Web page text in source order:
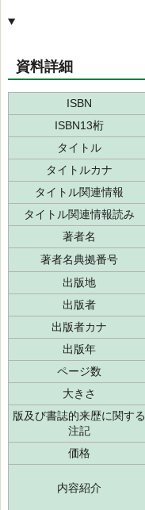
資料詳細
ISBN
ISBN13桁
タイトル
タイトルカナ
タイトル関連情報
タイトル関連情報読み
著者名
著者名典拠番号
出版地
出版者
出版者カナ
出版年
ページ数
大きさ
版及び書誌的来歴に関する
注記
価格
内容紹介